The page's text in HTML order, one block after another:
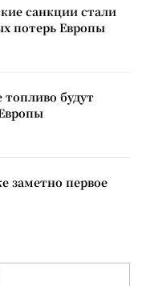
санкции стали
потерь Европы
топливо будут
заметно первое